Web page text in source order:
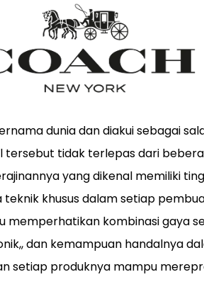
dunia dan diakui sebagai
tersebut tidak terlepas dari
yang dikenal memiliki
khusus dalam setiap
memperhatikan kombinasi gaya
dan kemampuan handalnya
setiap produknya mampu